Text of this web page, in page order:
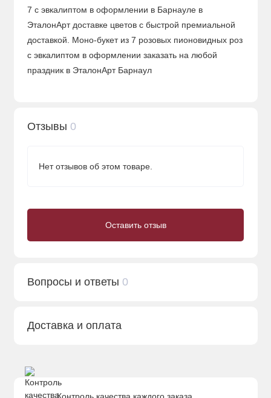
7 с эвкалиптом в оформлении в Барнауле в
ЭталонАрт доставке цветов с быстрой премиальной
доставкой. Моно-букет из 7 розовых пионовидных роз
с эвкалиптом в оформлении заказать на любой
праздник в ЭталонАрт Барнаул
Отзывы 0
Нет отзывов об этом товаре.
Оставить отзыв
Вопросы и ответы 0
Доставка и оплата